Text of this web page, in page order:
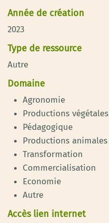
Année de création
2023
Type de ressource
Autre
Domaine
Agronomie
Productions végétales
Pédagogique
Productions animales
Transformation
Commercialisation
Economie
Autre
Accès lien internet